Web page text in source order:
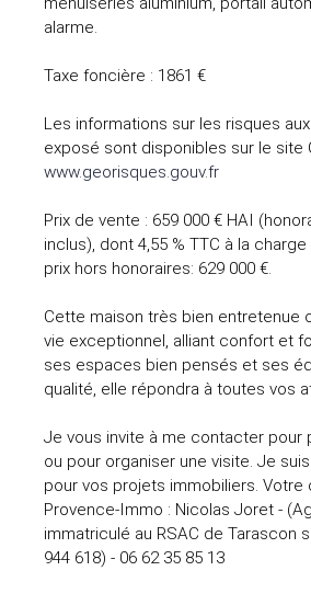
alarme.
Taxe foncière : 1861 €
Les informations sur les risques
exposé sont disponibles sur le site
www.georisques.gouv.fr
Prix de vente : 659 000 € HAI
inclus), dont 4,55 % TTC à la
prix hors honoraires: 629 000 €.
Cette maison très bien entretenue
vie exceptionnel, alliant confort et
ses espaces bien pensés et ses
qualité, elle répondra à toutes vos
Je vous invite à me contacter pour
ou pour organiser une visite. Je
pour vos projets immobiliers. Votre
Provence-Immo : Nicolas Joret -
immatriculé au RSAC de Tarascon
944 618) - 06 62 35 85 13